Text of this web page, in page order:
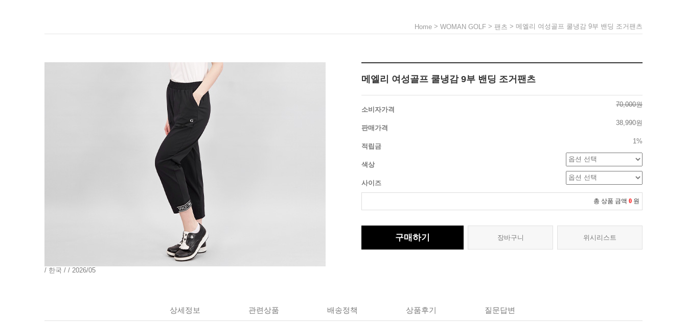
Home > WOMAN GOLF > 팬츠 > 메엘리 여성골프 쿨냉감 9부 밴딩 조거팬츠
메엘리 여성골프 쿨냉감 9부 밴딩 조거팬츠
소비자가격
70,000원
판매가격
38,990원
적립금
1%
색상
사이즈
총 상품 금액 0 원
구매하기 장바구니 위시리스트
/ 한국 / / 2026/05
상세정보 관련상품 배송정책 상품후기 질문답변